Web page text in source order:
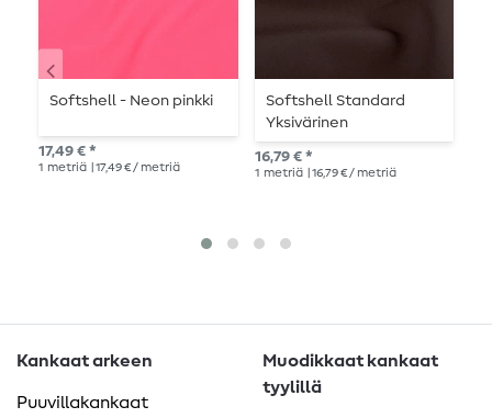
Softshell - Neon pinkki
17,49 € *
1 metriä | 17,49 € / metriä
Softshell Standard
Yksivärinen
Tummanruskea
16,79 € *
1 metriä | 16,79 € / metriä
Kankaat arkeen
Puuvillakankaat
Muodikkaat kankaat
tyylillä